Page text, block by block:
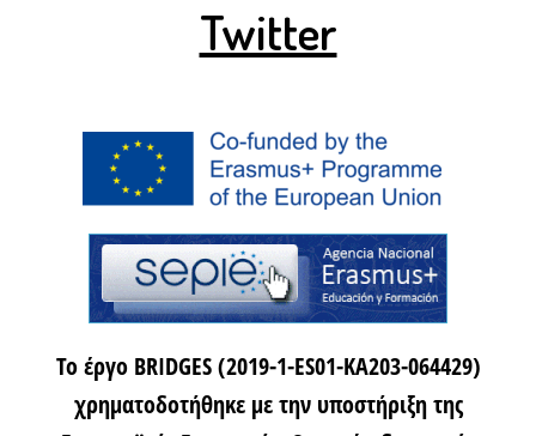
Twitter
Το έργο BRIDGES (2019-1-ES01-KA203-064429)
χρηματοδοτήθηκε με την υποστήριξη της